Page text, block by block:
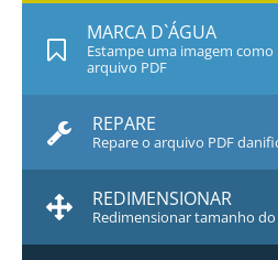
MARCA D`ÁGUA
Estampe uma imagem
arquivo PDF
REPARE
Repare o arquivo PDF
REDIMENSIONAR
Redimensionar tamanho do